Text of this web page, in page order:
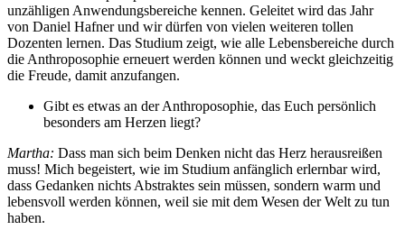
unzähligen Anwendungsbereiche kennen. Geleitet wird das Jahr
von Daniel Hafner und wir dürfen von vielen weiteren tollen
Dozenten lernen. Das Studium zeigt, wie alle Lebensbereiche durch
die Anthroposophie erneuert werden können und weckt gleichzeitig
die Freude, damit anzufangen.
Gibt es etwas an der Anthroposophie, das Euch persönlich
besonders am Herzen liegt?
Martha: Dass man sich beim Denken nicht das Herz herausreißen
muss! Mich begeistert, wie im Studium anfänglich erlernbar wird,
dass Gedanken nichts Abstraktes sein müssen, sondern warm und
lebensvoll werden können, weil sie mit dem Wesen der Welt zu tun
haben.